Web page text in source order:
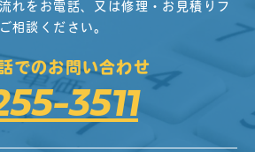
れをお電話、又は修理・お見積りフ
相談ください。
でのお問い合わせ
3511